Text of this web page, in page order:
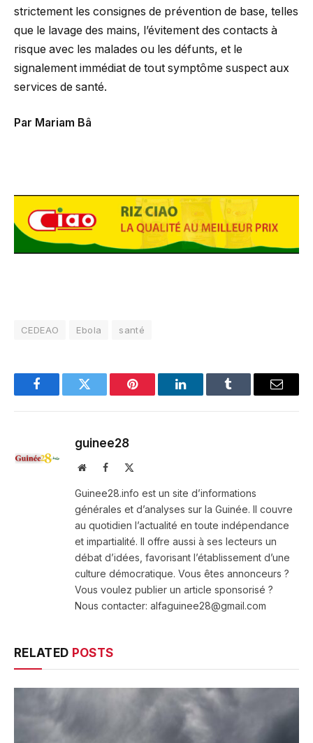
strictement les consignes de prévention de base, telles
que le lavage des mains, l’évitement des contacts à
risque avec les malades ou les défunts, et le
signalement immédiat de tout symptôme suspect aux
services de santé.
Par Mariam Bâ
CEDEAO Ebola santé
FacebookTwitter Pinterest LinkedInTumblr Email
guinee28
WebsiteFacebook
Guinee28.info est un site d’informations
générales et d’analyses sur la Guinée. Il couvre
au quotidien l’actualité en toute indépendance
et impartialité. Il offre aussi à ses lecteurs un
débat d’idées, favorisant l’établissement d’une
culture démocratique. Vous êtes annonceurs ?
Vous voulez publier un article sponsorisé ?
Nous contacter: alfaguinee28@gmail.com
RELATED POSTS